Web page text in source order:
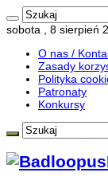
sobota , 8 sierpień
O nas /
Zasady
Polityka
Patronaty
Konkursy